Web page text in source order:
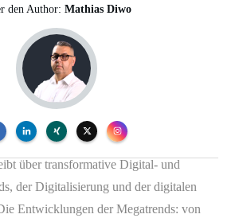
den Author: Mathias Diwo
über transformative Digital- und
der Digitalisierung und der digitalen
Entwicklungen der Megatrends: von